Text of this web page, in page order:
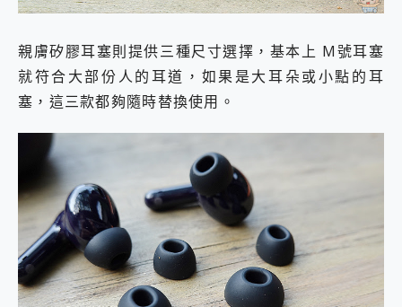
親膚矽膠耳塞則提供三種尺寸選擇，基本上 M號耳塞
就符合大部份人的耳道，如果是大耳朵或小點的耳
塞，這三款都夠隨時替換使用。